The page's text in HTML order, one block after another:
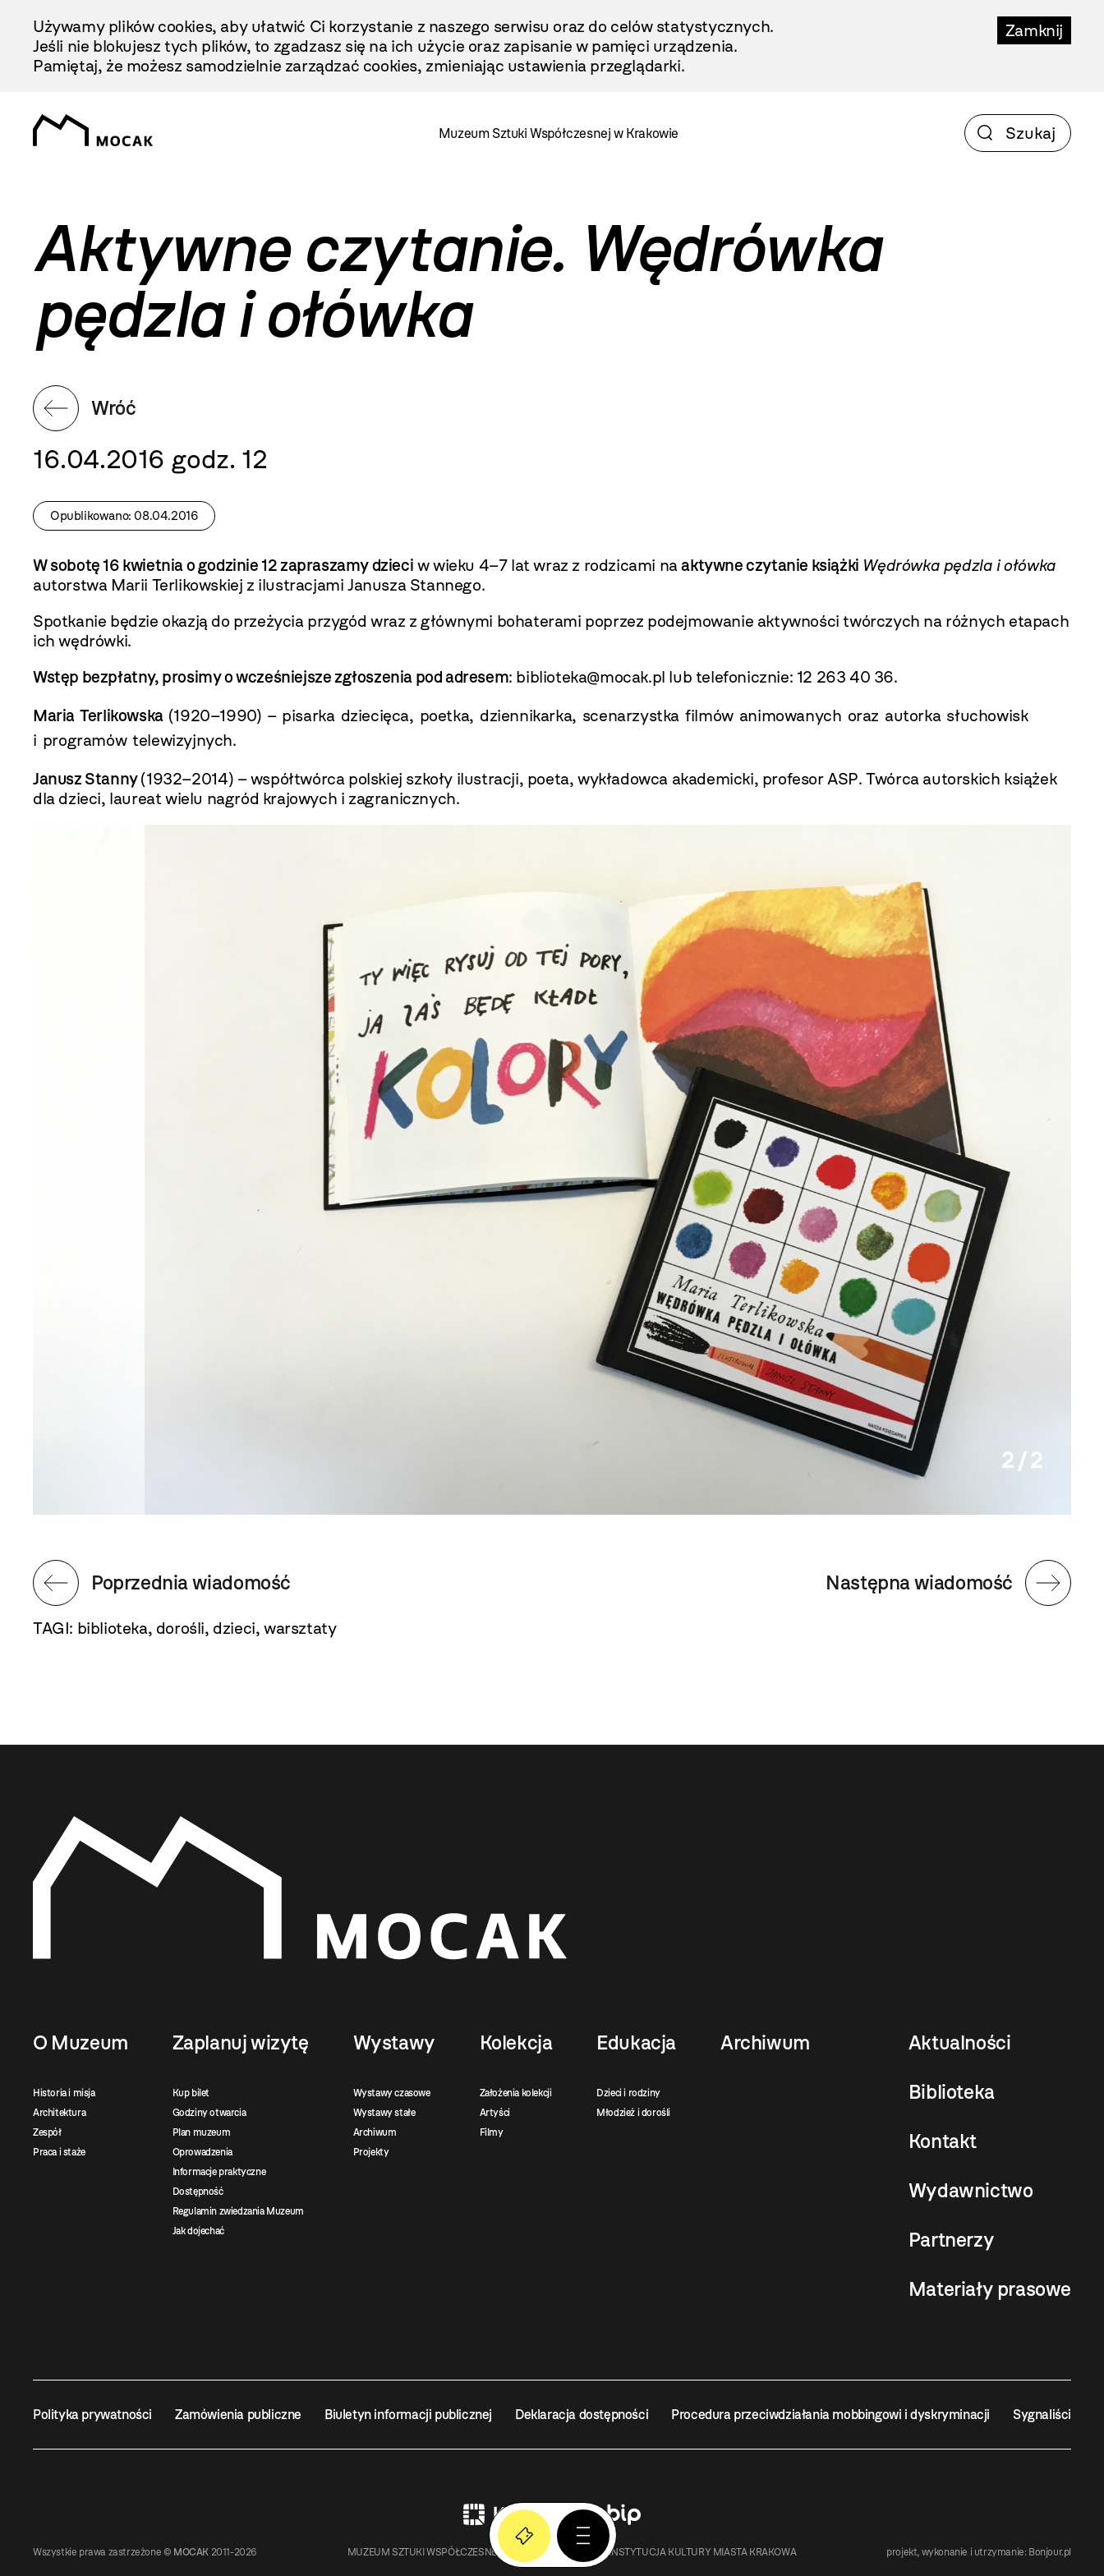
Treści
Zamknij
Używamy plików cookies, aby ułatwić Ci korzystanie z naszego serwisu oraz do celów statystycznych.
Jeśli nie blokujesz tych plików, to zgadzasz się na ich użycie oraz zapisanie w pamięci urządzenia.
Pamiętaj, że możesz samodzielnie zarządzać cookies, zmieniając ustawienia przeglądarki.
Muzeum Sztuki Współczesnej w Krakowie
Aktywne czytanie. Wędrówka
pędzla i ołówka
Wróć
16.04.2016 godz. 12
Opublikowano: 08.04.2016
W sobotę 16 kwietnia o godzinie 12 zapraszamy dzieci w wieku 4–7 lat wraz z rodzicami naaktywne czytanie książki Wędrówkapędzla i ołówka
autorstwa Marii Terlikowskiej z ilustracjami Janusza Stannego.
Spotkanie będzie okazją do przeżycia przygód wraz z głównymi bohaterami poprzez podejmowanie aktywności twórczych na różnych etapach
ich wędrówki.
Wstęp bezpłatny, prosimy o wcześniejsze zgłoszenia pod adresem: biblioteka@mocak.pl lub telefonicznie: 12 263 40 36.
Maria Terlikowska (1920–1990) – pisarka dziecięca, poetka, dziennikarka, scenarzystka filmów animowanych oraz autorka słuchowisk
i programów telewizyjnych.
Janusz Stanny(1932–2014) – współtwórca polskiej szkoły ilustracji, poeta, wykładowca akademicki, profesor ASP. Twórca autorskich książek
dla dzieci, laureat wielu nagród krajowych i zagranicznych.
2 / 2
Następna wiadomość
Poprzednia wiadomość
TAGI: biblioteka, dorośli, dzieci,warsztaty
O Muzeum
Historia i misja
Architektura
Zespół
Praca i staże
Zaplanuj wizytę
Kup bilet
Godziny otwarcia
Plan muzeum
Oprowadzenia
Informacje praktyczne
Dostępność
Regulamin zwiedzania Muzeum
Jak dojechać
Wystawy
Wystawy czasowe
Wystawy stałe
Archiwum
Projekty
Kolekcja
Założenia kolekcji
Artyści
Filmy
Edukacja
Dzieci i rodziny
Młodzież i dorośli
Archiwum Aktualności
Biblioteka
Kontakt
Wydawnictwo
Partnerzy
Materiały prasowe
Polityka prywatności Zamówienia publiczne Biuletyn informacji publicznej Deklaracja dostępności Procedura przeciwdziałania mobbingowi i dyskryminacji Sygnaliści
Wszystkie prawa zastrzeżone © MOCAK 2011-2026 MUZEUM SZTUKI WSPÓŁCZESNEJ W KRAKOWIE MOCAK – INSTYTUCJA KULTURY MIASTA KRAKOWA projekt, wykonanie i utrzymanie: Bonjour.pl